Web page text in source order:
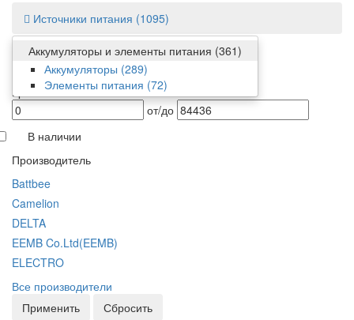
Источники питания (1095)
Аккумуляторы и элементы питания (361)
Аккумуляторы (289)
Элементы питания (72)
Фильтр
Цена
от/до
В наличии
Производитель
Battbee
Camelion
DELTA
EEMB Co.Ltd(EEMB)
ELECTRO
Все производители
Применить
Сбросить